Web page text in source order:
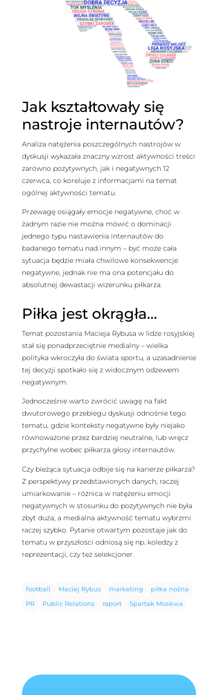
Jak kształtowały się
nastroje internautów?
Analiza natężenia poszczególnych nastrojów w
dyskusji wykazała znaczny wzrost aktywności treści
zarówno pozytywnych, jak i negatywnych 12
czerwca, co koreluje z informacjami na temat
ogólnej aktywności tematu.
Przewagę osiągały emocje negatywne, choć w
żadnym razie nie można mówić o dominacji
jednego typu nastawienia internautów do
badanego tematu nad innym – być może cała
sytuacja będzie miała chwilowe konsekwencje
negatywne, jednak nie ma ona potencjału do
absolutnej dewastacji wizerunku piłkarza.
Piłka jest okrągła…
Temat pozostania Macieja Rybusa w lidze rosyjskiej
stał się ponadprzeciętnie medialny – wielka
polityka wkroczyła do świata sportu, a uzasadnienie
tej decyzji spotkało się z widocznym odzewem
negatywnym.
Jednocześnie warto zwrócić uwagę na fakt
dwutorowego przebiegu dyskusji odnośnie tego
tematu, gdzie konteksty negatywne były niejako
równoważone przez bardziej neutralne, lub wręcz
przychylne wobec piłkarza głosy internautów.
Czy bieżąca sytuacja odbije się na karierze piłkarza?
Z perspektywy przedstawionych danych, raczej
umiarkowanie – różnica w natężeniu emocji
negatywnych w stosunku do pozytywnych nie była
zbyt duża, a medialna aktywność tematu wybrzmi
raczej szybko. Pytanie otwartym pozostaje jak do
tematu w przyszłości odniosą się np. koledzy z
reprezentacji, czy też selekcjoner.
football Maciej Rybus marketing
piłka nożna
PR
Public Relations raport Spartak Moskwa